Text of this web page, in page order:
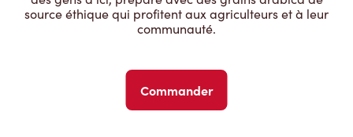
source éthique qui profitent aux agriculteurs et à leur
communauté.
Commander